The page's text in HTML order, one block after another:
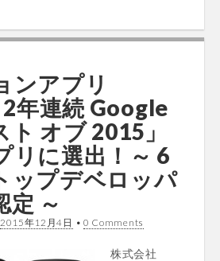
ンアプリ
2年連続 Google
オブ 2015」
リに選出！～ 6
ップデベロッパ
定 ～
2015年12月4日 • 0 Comments
株式会社